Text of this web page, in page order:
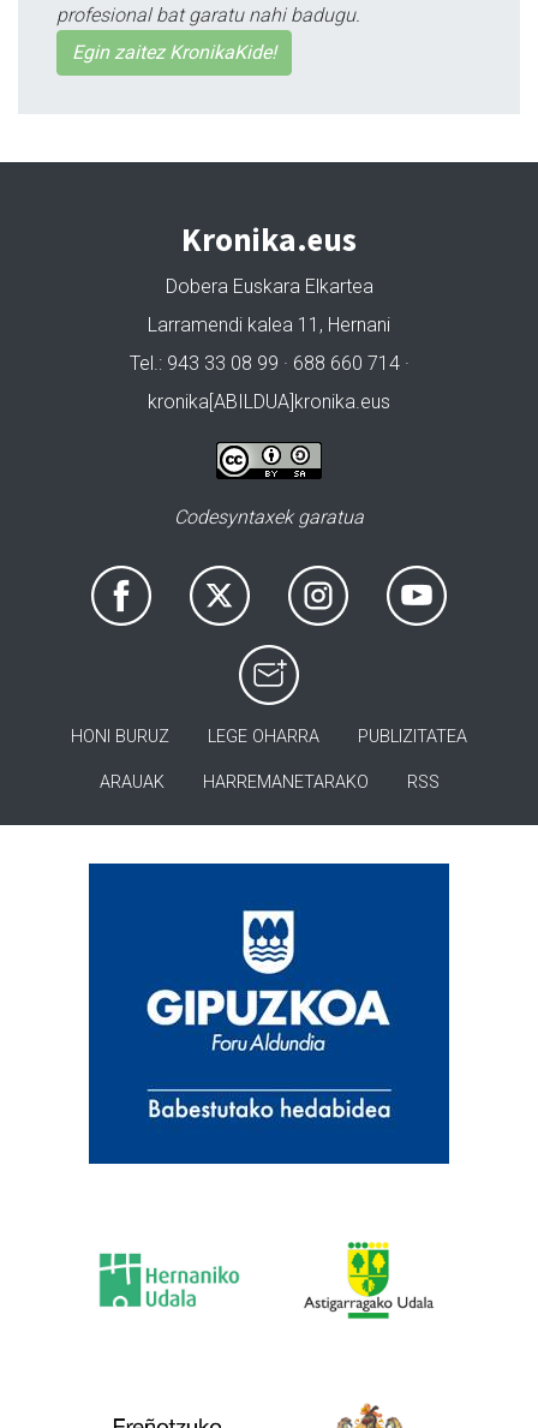
profesional bat garatu nahi badugu.
Egin zaitez KronikaKide!
Kronika.eus
Dobera Euskara Elkartea
Larramendi kalea 11, Hernani
Tel.: 943 33 08 99 · 688 660 714 ·
kronika[ABILDUA]kronika.eus
Codesyntaxek garatua
HONI BURUZ LEGE OHARRA PUBLIZITATEA
ARAUAK HARREMANETARAKO RSS